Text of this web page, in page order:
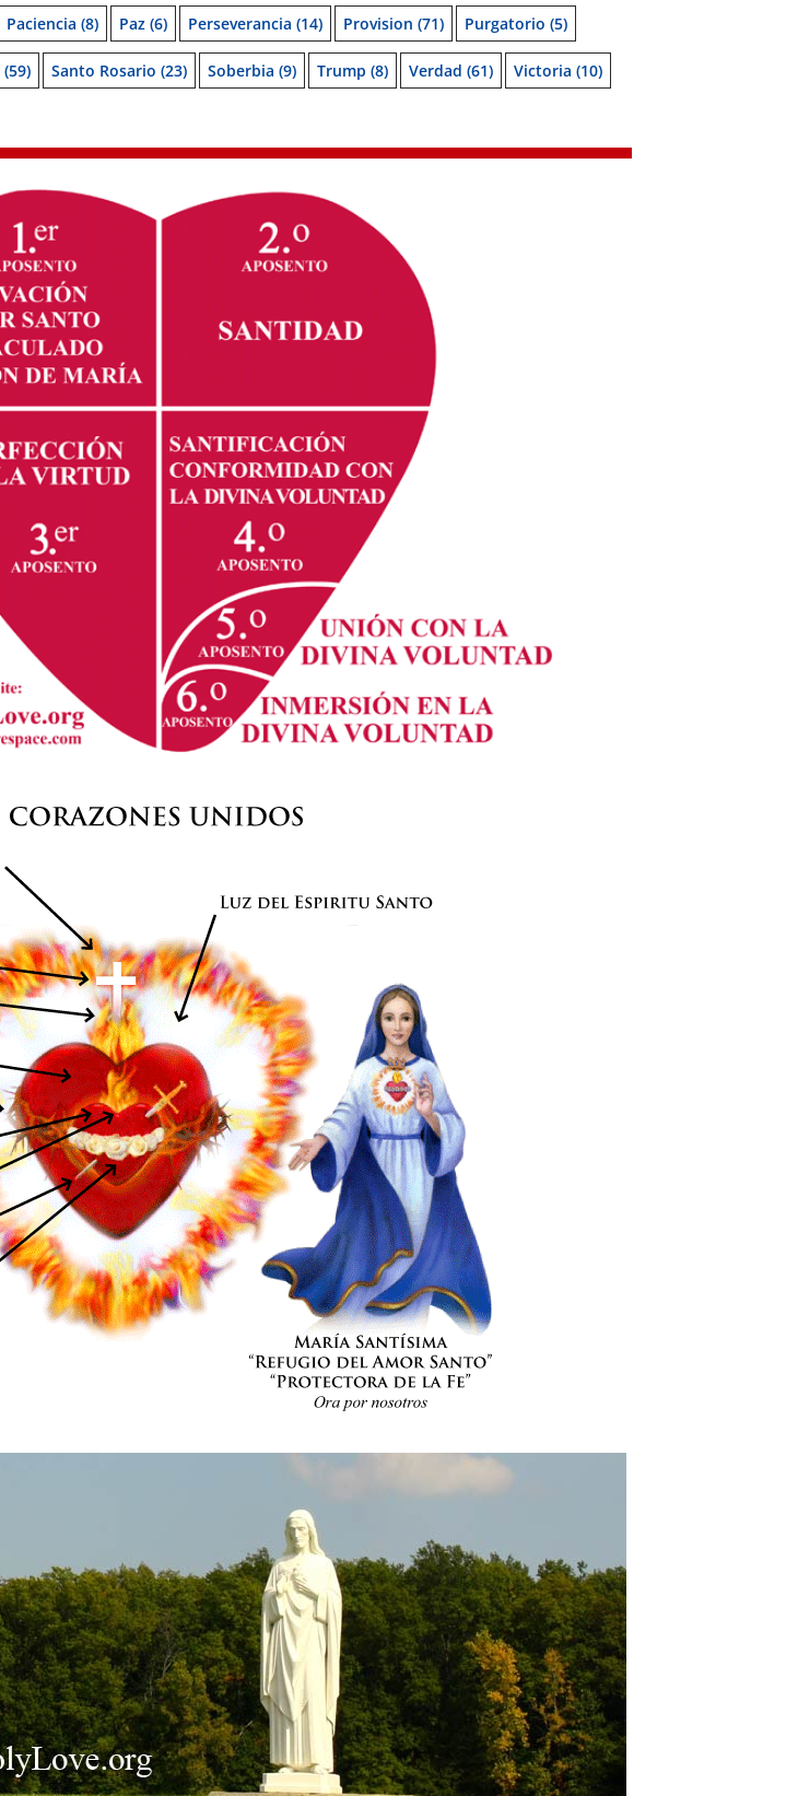
Paciencia (8) Paz (6) Perseverancia (14) Provision (71) Purgatorio (5)
(59) Santo Rosario (23) Soberbia (9) Trump (8) Verdad (61) Victoria (10)